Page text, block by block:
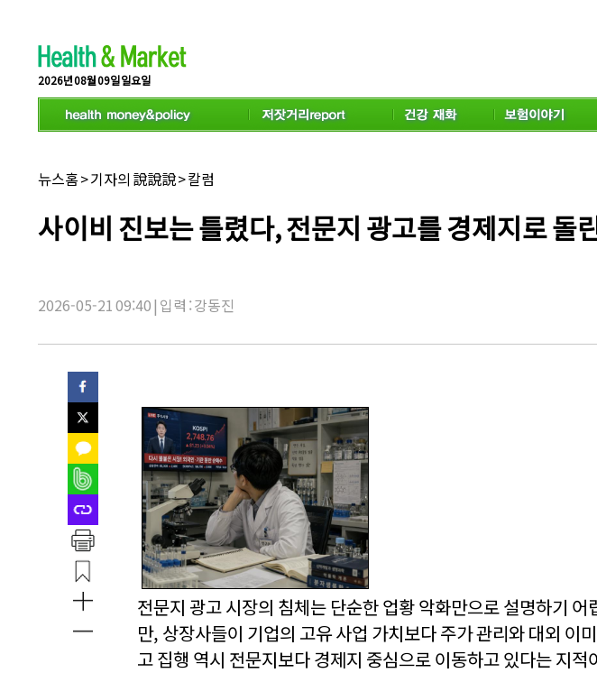
2026년 08월 09일 일요일
채
널
뉴스홈>기자의 說說說>칼럼
기
사
사이비 진보는 틀렸다, 전문지 광고를 경제지로 돌
2026-05-21 09:40 | 입력 : 강동진
전문지 광고 시장의 침체는 단순한 업황 악화만으로 설명하기 어
만, 상장사들이 기업의 고유 사업 가치보다 주가 관리와 대외 이
고 집행 역시 전문지보다 경제지 중심으로 이동하고 있다는 지적